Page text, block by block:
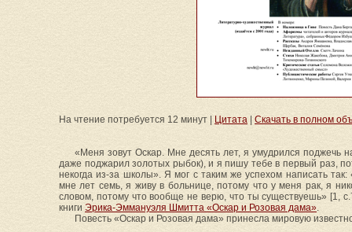
На чтение потребуется 12 минут | Цитата Скачать в полном
«Меня зовут Оскар. Мне десять лет, я умудрился поджечь
даже поджарил золотых рыбок), и я пишу тебе в первый раз,
некогда из-за школы». Я мог с таким же успехом написать
мне лет семь, я живу в больнице, потому что у меня рак, я
словом, потому что вообще не верю, что ты существуешь» [1,
книги Эрика-Эммануэля Шмитта «Оскар и Розовая дама».
Повесть «Оскар и Розовая дама» принесла мировую